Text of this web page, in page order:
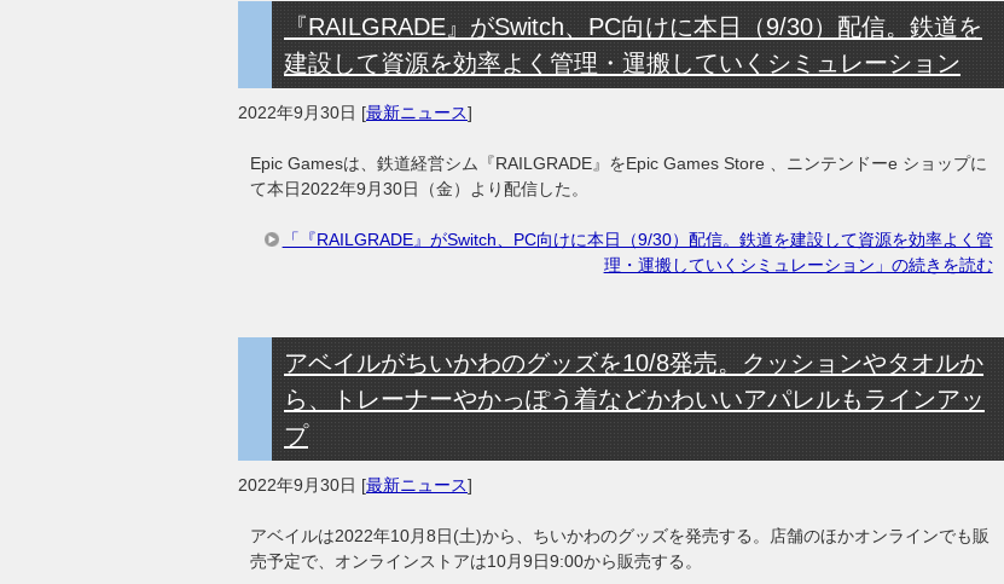
『RAILGRADE』がSwitch、PC向けに本日（9/30）配信。鉄道を
建設して資源を効率よく管理・運搬していくシミュレーション
2022年9月30日 [最新ニュース]
Epic Gamesは、鉄道経営シム『RAILGRADE』をEpic Games Store 、ニンテンドーe ショップに
て本日2022年9月30日（金）より配信した。
「『RAILGRADE』がSwitch、PC向けに本日（9/30）配信。鉄道を建設して資源を効率よく管
理・運搬していくシミュレーション」の続きを読む
アベイルがちいかわのグッズを10/8発売。クッションやタオルか
ら、トレーナーやかっぽう着などかわいいアパレルもラインアッ
プ
2022年9月30日 [最新ニュース]
アベイルは2022年10月8日(土)から、ちいかわのグッズを発売する。店舗のほかオンラインでも販
売予定で、オンラインストアは10月9日9:00から販売する。